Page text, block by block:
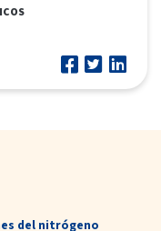
del nitrógeno